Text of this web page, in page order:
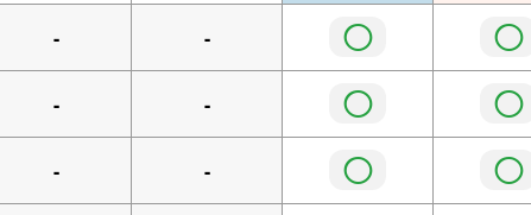
- - ◯ ◯
- - ◯ ◯
- - ◯ ◯